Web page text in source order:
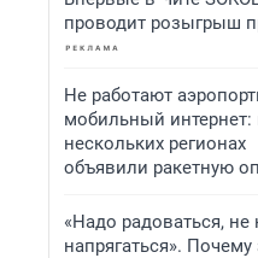
проводит розыгрыш
Не работают
мобильный интернет:
нескольких регионах
объявили ракетную
«Надо радоваться, не
напрягаться».